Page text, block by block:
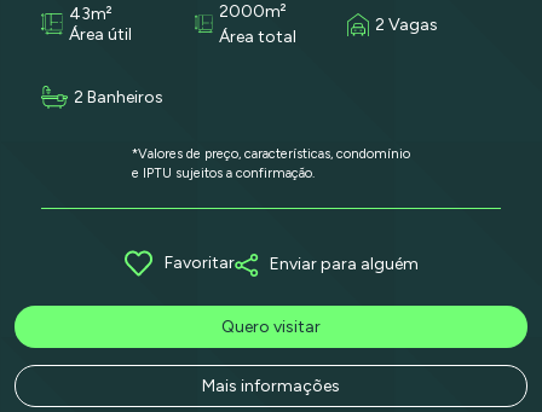
43m²
Área útil
2000m²
Área total
2 Vagas
2 Banheiros
*Valores de preço, características, condomínio
e IPTU sujeitos a confirmação.
Favoritar Enviar para alguém
Quero visitar
Mais informações